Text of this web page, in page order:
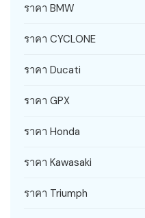
ราคา BMW
ราคา CYCLONE
ราคา Ducati
ราคา GPX
ราคา Honda
ราคา Kawasaki
ราคา Triumph